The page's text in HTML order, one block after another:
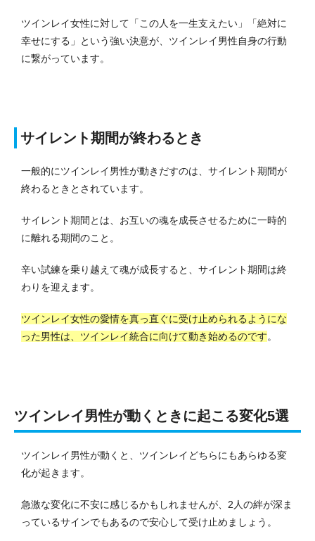
ツインレイ女性に対して「この人を一生支えたい」「絶対に
幸せにする」という強い決意が、ツインレイ男性自身の行動
に繋がっています。
サイレント期間が終わるとき
一般的にツインレイ男性が動きだすのは、サイレント期間が
終わるときとされています。
サイレント期間とは、お互いの魂を成長させるために一時的
に離れる期間のこと。
辛い試練を乗り越えて魂が成長すると、サイレント期間は終
わりを迎えます。
ツインレイ女性の愛情を真っ直ぐに受け止められるようにな
った男性は、ツインレイ統合に向けて動き始めるのです。
ツインレイ男性が動くときに起こる変化5選
ツインレイ男性が動くと、ツインレイどちらにもあらゆる変
化が起きます。
急激な変化に不安に感じるかもしれませんが、2人の絆が深ま
っているサインでもあるので安心して受け止めましょう。